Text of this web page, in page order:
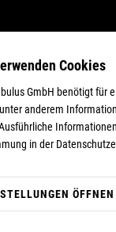
DAMEN
Cookies
GmbH benötigt für
anderem
in der
ÖFFNEN